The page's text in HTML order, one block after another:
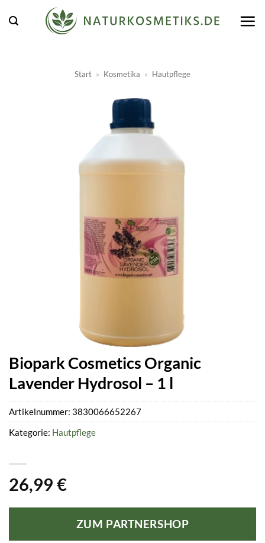
Inhalt
Start » Kosmetika » Hautpflege
Biopark Cosmetics Organic
Lavender Hydrosol – 1 l
26,99 €
ZUM PARTNERSHOP
Artikelnummer: 3830066652267
Kategorie: Hautpflege